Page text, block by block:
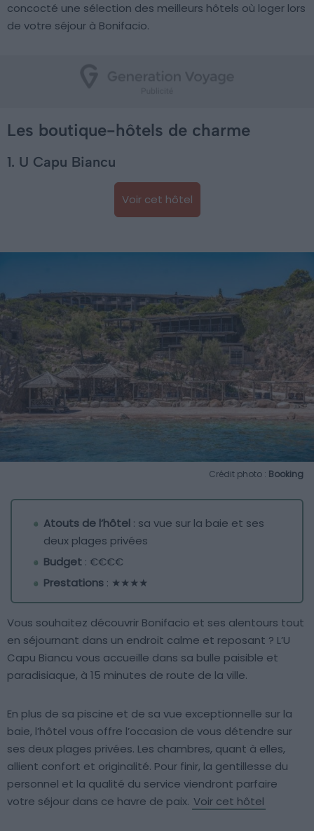
concocté une sélection des meilleurs hôtels où loger lors
de votre séjour à Bonifacio.
Les boutique-hôtels de charme
1. U Capu Biancu
Voir cet hôtel
Crédit photo : Booking
Atouts de l’hôtel : sa vue sur la baie et ses
deux plages privées
Budget : €€€€
Prestations : ★★★★
Vous souhaitez découvrir Bonifacio et ses alentours tout
en séjournant dans un endroit calme et reposant ? L’U
Capu Biancu vous accueille dans sa bulle paisible et
paradisiaque, à 15 minutes de route de la ville.
En plus de sa piscine et de sa vue exceptionnelle sur la
baie, l’hôtel vous offre l’occasion de vous détendre sur
ses deux plages privées. Les chambres, quant à elles,
allient confort et originalité. Pour finir, la gentillesse du
personnel et la qualité du service viendront parfaire
votre séjour dans ce havre de paix. Voir cet hôtel